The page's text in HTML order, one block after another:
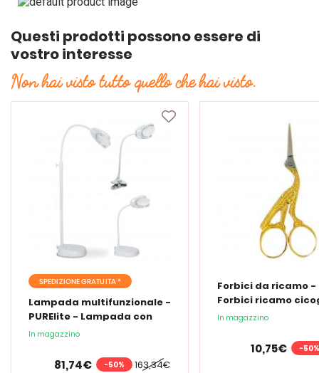
Questi prodotti possono essere di
vostro interesse
Non hai visto tutto quello che hai visto.
SPEDIZIONE GRATUITA *
Lampada multifunzionale -
PURElite - Lampada con
lente d'ingrandimento
In magazzino
163,34€
81,74€ -50%
Forbici da ricamo -
Forbici ricamo
In magazzino
10,75€ -50%